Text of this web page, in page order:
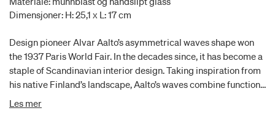
Dimensjoner: H: 25,1 x L: 17 cm
Design pioneer Alvar Aalto’s asymmetrical waves shape won
the 1937 Paris World Fair. In the decades since, it has become a
staple of Scandinavian interior design. Taking inspiration from
his native Finland’s landscape, Aalto’s waves combine function
and sculpture. Each unique crystal vase is first mouthblown.
Les mer